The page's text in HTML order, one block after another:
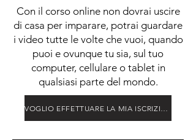
Con il corso online non dovrai uscire
di casa per imparare, potrai guardare
i video tutte le volte che vuoi, quando
puoi e ovunque tu sia, sul tuo
computer, cellulare o tablet in
qualsiasi parte del mondo.